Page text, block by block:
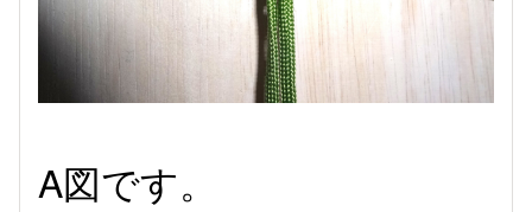
A図です。